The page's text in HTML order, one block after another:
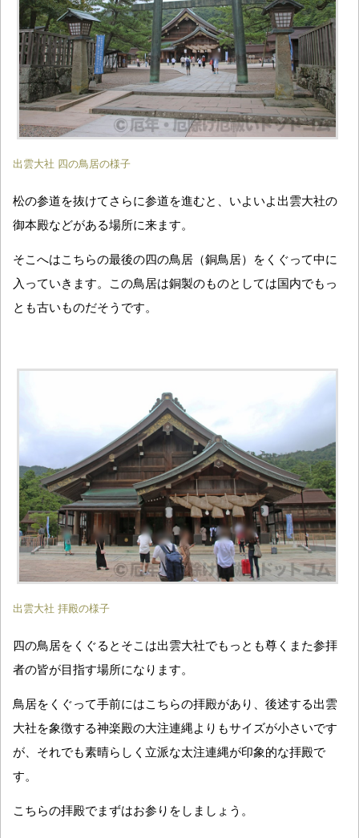
出雲大社 四の鳥居の様子
松の参道を抜けてさらに参道を進むと、いよいよ出雲大社の
御本殿などがある場所に来ます。
そこへはこちらの最後の四の鳥居（銅鳥居）をくぐって中に
入っていきます。この鳥居は銅製のものとしては国内でもっ
とも古いものだそうです。
出雲大社 拝殿の様子
四の鳥居をくぐるとそこは出雲大社でもっとも尊くまた参拝
者の皆が目指す場所になります。
鳥居をくぐって手前にはこちらの拝殿があり、後述する出雲
大社を象徴する神楽殿の大注連縄よりもサイズが小さいです
が、それでも素晴らしく立派な太注連縄が印象的な拝殿で
す。
こちらの拝殿でまずはお参りをしましょう。